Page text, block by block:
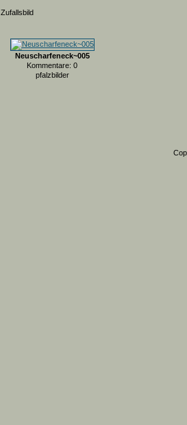
Zufallsbild
Neuscharfeneck~005
Kommentare: 0
pfalzbilder